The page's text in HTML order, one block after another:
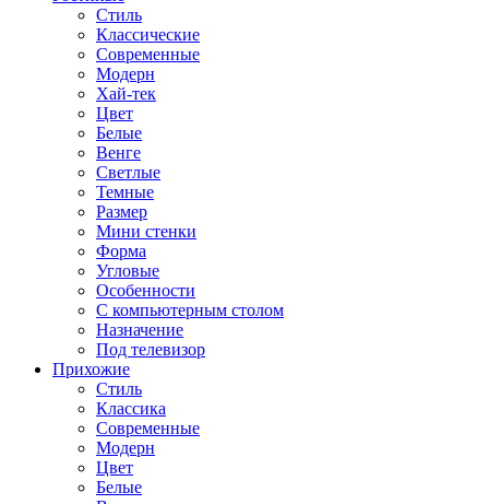
Стиль
Классические
Современные
Модерн
Хай-тек
Цвет
Белые
Венге
Светлые
Темные
Размер
Мини стенки
Форма
Угловые
Особенности
С компьютерным столом
Назначение
Под телевизор
Прихожие
Стиль
Классика
Современные
Модерн
Цвет
Белые